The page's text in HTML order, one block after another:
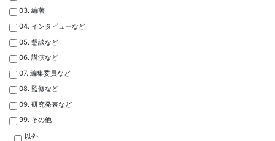
03. 編著
04. インタビューなど
05. 懇談など
06. 講演など
07. 編集委員など
08. 監修など
09. 研究発表など
99. その他
以外